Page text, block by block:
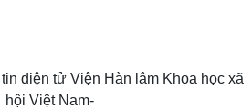
điện tử Viện Hàn lâm Khoa học xã
hội Việt Nam-